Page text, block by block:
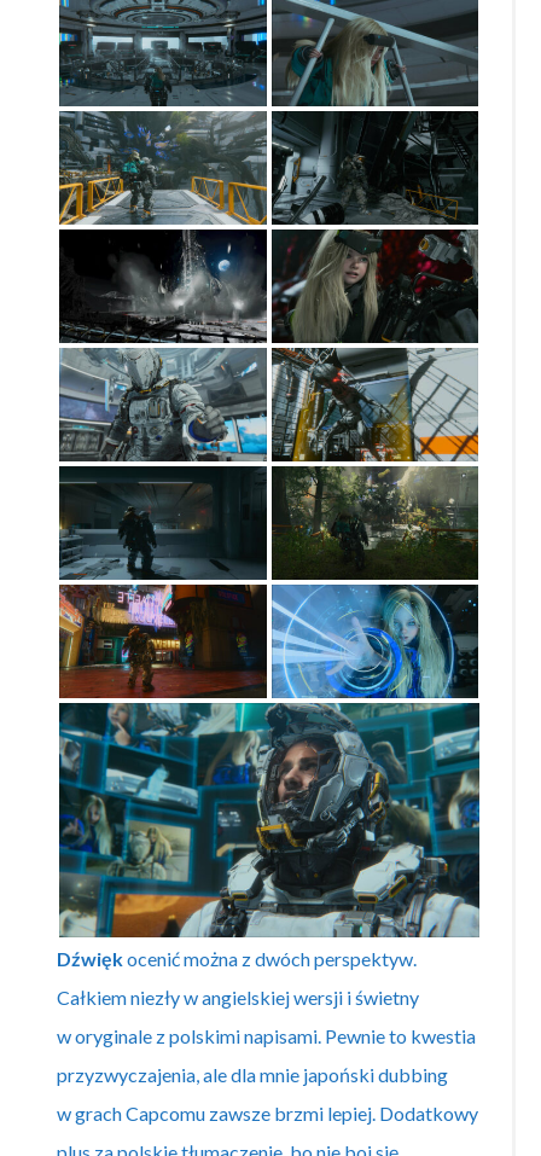
Dźwiękocenić można z dwóch perspektyw.
Całkiem niezły w angielskiej wersji i świetny
w oryginale z polskimi napisami. Pewnie to kwestia
przyzwyczajenia, ale dla mnie japoński dubbing
w grach Capcomu zawsze brzmi lepiej. Dodatkowy